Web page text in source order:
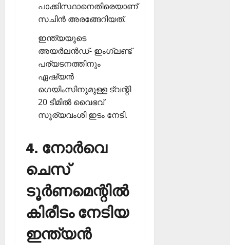
പാക്കിസ്ഥാനെതിരെയാണ്
സചിന്‍ അരങ്ങേറിയത്.
ഇന്ത്യയുടെ
അയര്‍ലന്‍ഡ്- ഇംഗ്ലണ്ട്
പര്യടനത്തിനും
ഏഷ്യന്‍
ഗെയിംസിനുമുള്ള ട്വന്റി
20 ടീമില്‍ വൈഭവ്
സൂര്യവംശി ഇടം നേടി.
4. നോര്‍വെ
ചെസ്
ടൂര്‍ണമെന്റില്‍
കിരീടം നേടിയ
ഇന്ത്യന്‍